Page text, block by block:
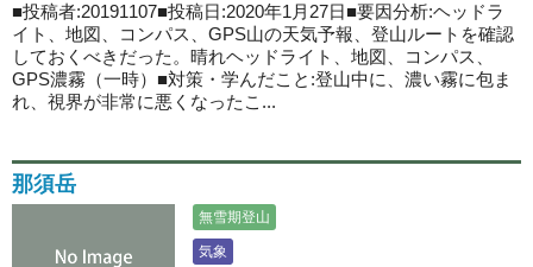
■投稿者:20191107■投稿日:2020年1月27日■要因分析:ヘッドラ
イト、地図、コンパス、GPS山の天気予報、登山ルートを確認
しておくべきだった。晴れヘッドライト、地図、コンパス、
GPS濃霧（一時）■対策・学んだこと:登山中に、濃い霧に包ま
れ、視界が非常に悪くなったこ...
那須岳
無雪期登山
気象